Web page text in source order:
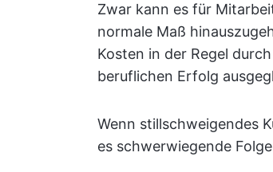
Zwar kann es für
normale Maß
Kosten in der Regel
beruflichen Erfolg
Wenn stillschweigendes
es schwerwiegende